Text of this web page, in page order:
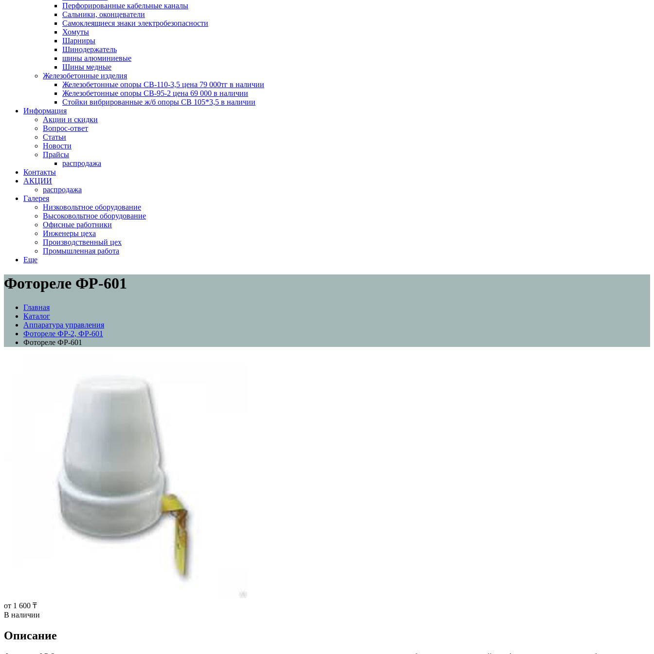
Перфорированные кабельные каналы
Сальники, оконцеватели
Самоклеящиеся знаки электробезопасности
Хомуты
Шарниры
Шинодержатель
шины алюминиевые
Шины медные
Железобетонные изделия
Железобетонные опоры СВ-110-3,5 цена 79 000тг в наличии
Железобетонные опоры СВ-95-2 цена 69 000 в наличии
Стойки вибрированные ж/б опоры CВ 105*3,5 в наличии
Информация
Акции и скидки
Вопрос-ответ
Статьи
Новости
Прайсы
распродажа
Контакты
АКЦИИ
распродажа
Галерея
Низковольтное оборудование
Высоковольтное оборудование
Офисные работники
Инженеры цеха
Производственный цех
Промышленная работа
Еще
Фотореле ФР-601
Главная
Каталог
Аппаратура управления
Фотореле ФР-2, ФР-601
Фотореле ФР-601
от 1 600 ₸
В наличии
Описание